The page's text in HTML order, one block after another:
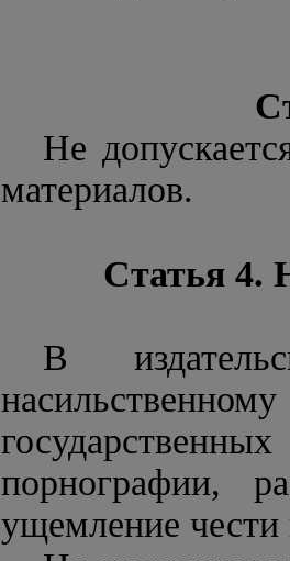
Не
материалов.
Статья 4.
В
порнографии,
ущемление чести